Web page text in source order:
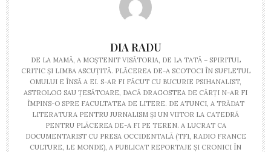
DIA RADU
DE LA MAMĂ, A MOȘTENIT VISĂTORIA, DE LA TATĂ – SPIRITUL
CRITIC ȘI LIMBA ASCUȚITĂ. PLĂCEREA DE-A SCOTOCI ÎN SUFLETUL
OMULUI E ÎNSĂ A EI. S-AR FI FĂCUT CU BUCURIE PSIHANALIST,
ASTROLOG SAU ȚESĂTOARE, DACĂ DRAGOSTEA DE CĂRȚI N-AR FI
ÎMPINS-O SPRE FACULTATEA DE LITERE. DE ATUNCI, A TRĂDAT
LITERATURA PENTRU JURNALISM ȘI UN VIITOR LA CATEDRĂ
PENTRU PLĂCEREA DE-A FI PE TEREN. A LUCRAT CA
DOCUMENTARIST CU PRESA OCCIDENTALĂ (TF1, RADIO FRANCE
CULTURE, LE MONDE), A PUBLICAT REPORTAJE ȘI CRONICI ÎN